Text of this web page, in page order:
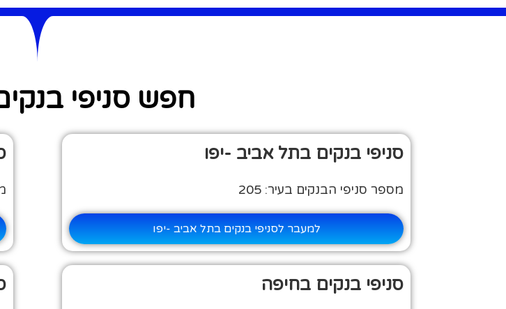
חפש סניפי
סניפי בנקים בתל אביב -יפו
מספר סניפי הבנקים בעיר: 205
למעבר לסניפי בנקים בתל אביב -יפו
סניפי בנקים בחיפה